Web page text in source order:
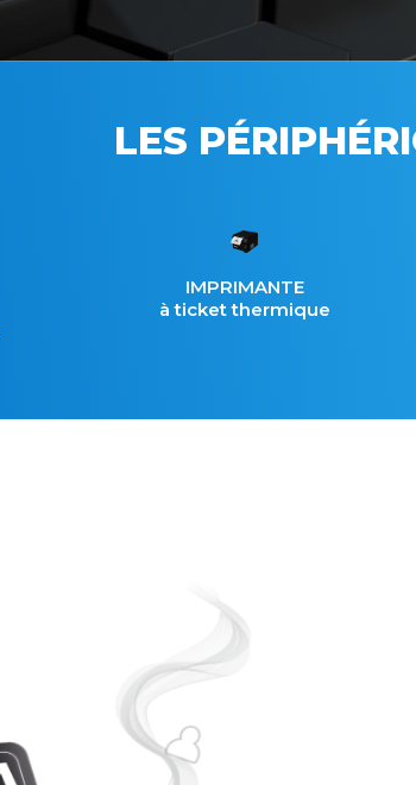
LES
IMPRIMANTE
à ticket thermique